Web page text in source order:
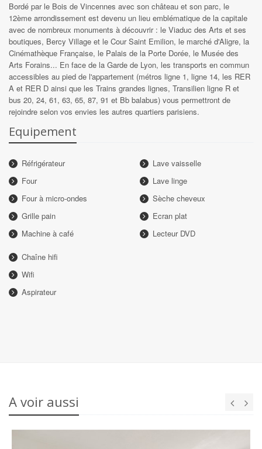
Bordé par le Bois de Vincennes avec son château et son parc, le
12ème arrondissement est devenu un lieu emblématique de la capitale
avec de nombreux monuments à découvrir : le Viaduc des Arts et ses
boutiques, Bercy Village et le Cour Saint Emilion, le marché d'Aligre, la
Cinémathèque Française, le Palais de la Porte Dorée, le Musée des
Arts Forains... En face de la Garde de Lyon, les transports en commun
accessibles au pied de l'appartement (métros ligne 1, ligne 14, les RER
A et RER D ainsi que les Trains grandes lignes, Transilien ligne R et
bus 20, 24, 61, 63, 65, 87, 91 et Bb balabus) vous permettront de
rejoindre selon vos envies les autres quartiers parisiens.
Equipement
Réfrigérateur
Four
Four à micro-ondes
Grille pain
Machine à café
Lave vaisselle
Lave linge
Sèche cheveux
Ecran plat
Lecteur DVD
Chaîne hifi
Wifi
Aspirateur
A voir aussi